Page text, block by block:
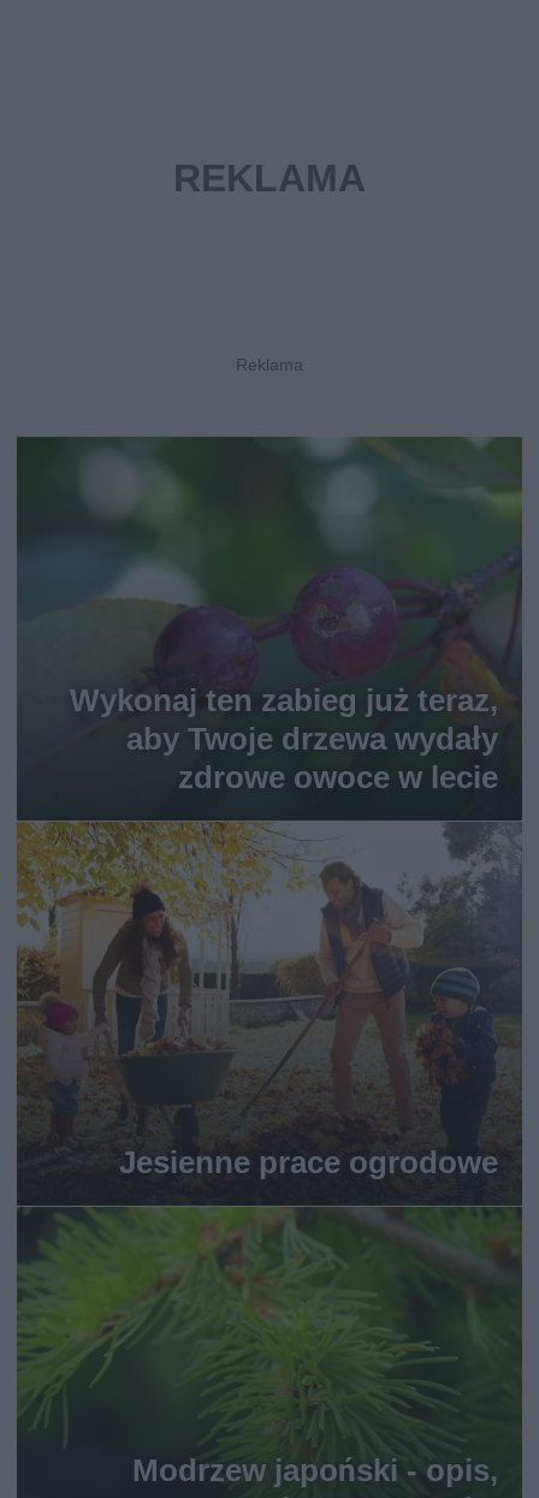
Wykonaj ten zabieg już teraz,
aby Twoje drzewa wydały
zdrowe owoce w lecie
Jesienne prace ogrodowe
Modrzew japoński - opis,